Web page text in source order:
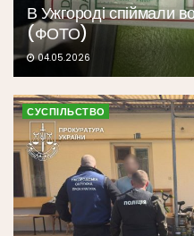
В Ужгороді спіймали
(ФОТО)
04.05.2026
СУСПІЛЬСТВО